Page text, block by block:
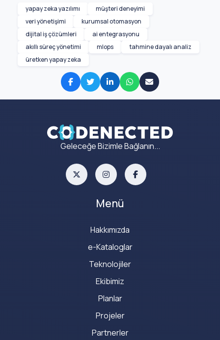
yapay zeka yazılımı
müşteri deneyimi
veri yönetişimi
kurumsal otomasyon
dijital iş çözümleri
ai entegrasyonu
akıllı süreç yönetimi
mlops
tahmine dayalı analiz
üretken yapay zeka
Geleceğe Bizimle Bağlanın...
Menü
Hakkımızda
e-Kataloglar
Teknolojiler
Ekibimiz
Planlar
Projeler
Partnerler